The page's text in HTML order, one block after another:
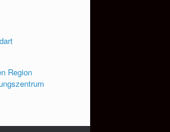
Region